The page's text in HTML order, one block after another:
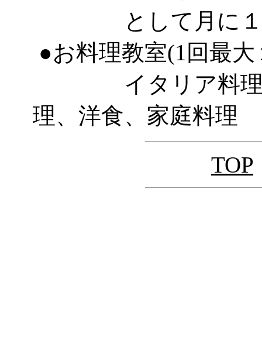
として月に１～
●お料理教室(1回最大
イタリア料理、
理、洋食、家庭料理
TOP